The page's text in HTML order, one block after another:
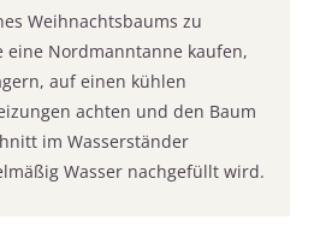
Weihnachtsbaums zu
eine Nordmanntanne kaufen,
auf einen kühlen
achten und den Baum
im Wasserständer
Wasser nachgefüllt wird.